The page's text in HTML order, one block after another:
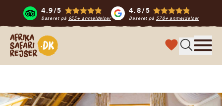
4.9/5
Baseret på 933+ anmeldelser
4.8/5
Baseret på 578+ anmeldelser
Safari-rejser i Afrika